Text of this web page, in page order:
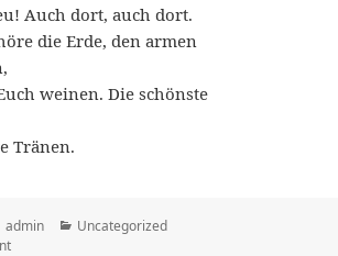
Auch dort, auch dort.
die Erde, den armen
weinen. Die schönste
Tränen.
Author
admin Categories
Uncategorized